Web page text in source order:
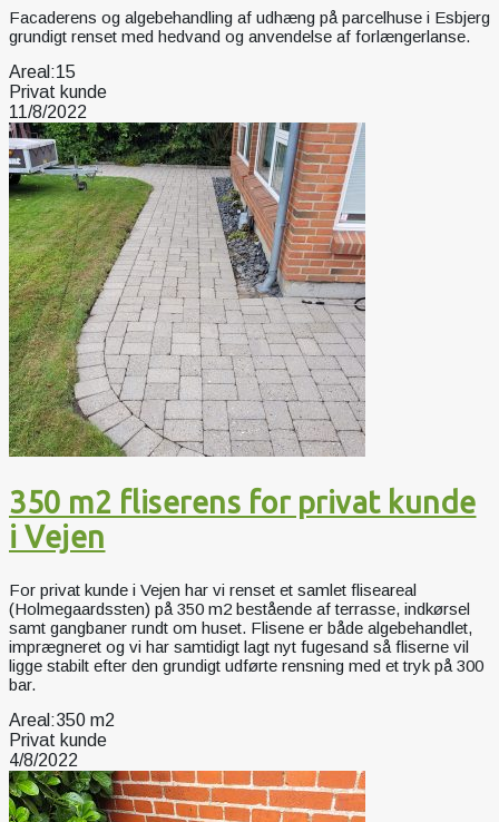
Facaderens og algebehandling af udhæng på parcelhuse i Esbjerg
grundigt renset med hedvand og anvendelse af forlængerlanse.
Areal:15
Privat kunde
11/8/2022
350 m2 fliserens for privat kunde
i Vejen
For privat kunde i Vejen har vi renset et samlet fliseareal
(Holmegaardssten) på 350 m2 bestående af terrasse, indkørsel
samt gangbaner rundt om huset. Flisene er både algebehandlet,
imprægneret og vi har samtidigt lagt nyt fugesand så fliserne vil
ligge stabilt efter den grundigt udførte rensning med et tryk på 300
bar.
Areal:350 m2
Privat kunde
4/8/2022